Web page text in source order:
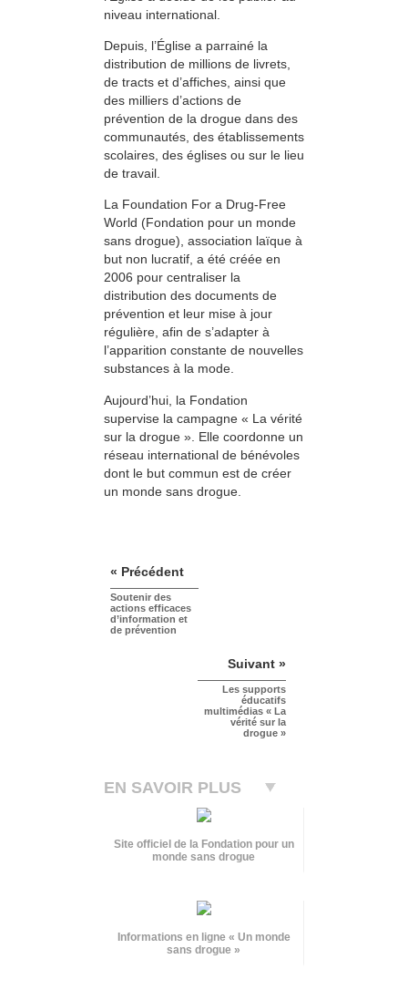
niveau international.
Depuis, l’Église a parrainé la
distribution de millions de livrets,
de tracts et d’affiches, ainsi que
des milliers d’actions de
prévention de la drogue dans des
communautés, des établissements
scolaires, des églises ou sur le lieu
de travail.
La Foundation For a Drug-Free
World (Fondation pour un monde
sans drogue), association laïque à
but non lucratif, a été créée en
2006 pour centraliser la
distribution des documents de
prévention et leur mise à jour
régulière, afin de s’adapter à
l’apparition constante de nouvelles
substances à la mode.
Aujourd’hui, la Fondation
supervise la campagne « La vérité
sur la drogue ». Elle coordonne un
réseau international de bénévoles
dont le but commun est de créer
un monde sans drogue.
« Précédent
Soutenir des
actions efficaces
d’information et
de prévention
Suivant »
Les supports
éducatifs
multimédias « La
vérité sur la
drogue »
EN SAVOIR PLUS
Site officiel de la Fondation pour un
monde sans drogue
Informations en ligne « Un monde
sans drogue »